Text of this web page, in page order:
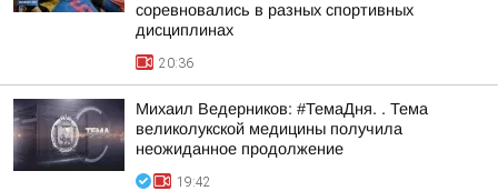
соревновались в разных спортивных
дисциплинах
20:36
Михаил Ведерников: #ТемаДня. . Тема
великолукской медицины получила
неожиданное продолжение
19:42